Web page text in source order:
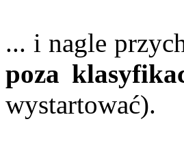
... i nagle
poza
wystartować).